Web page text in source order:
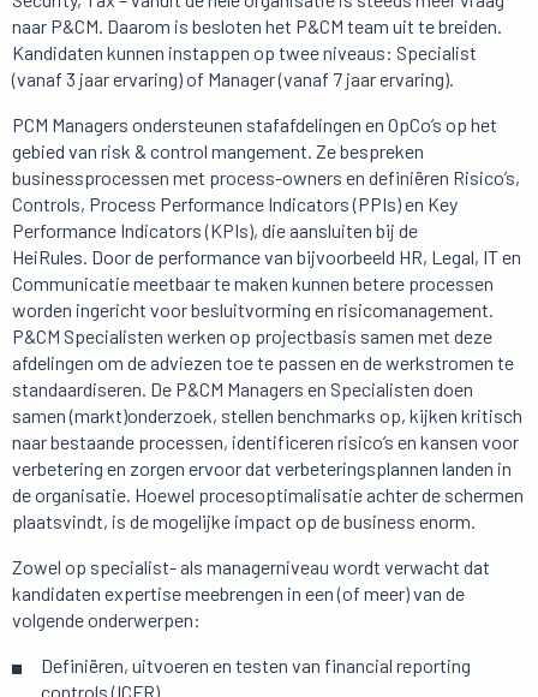
naar P&CM. Daarom is besloten het P&CM team uit te breiden.
Kandidaten kunnen instappen op twee niveaus: Specialist
(vanaf 3 jaar ervaring) of Manager (vanaf 7 jaar ervaring).
PCM Managers ondersteunen stafafdelingen en OpCo’s op het
gebied van risk & control mangement. Ze bespreken
businessprocessen met process-owners en definiëren Risico’s,
Controls, Process Performance Indicators (PPIs) en Key
Performance Indicators (KPIs), die aansluiten bij de
HeiRules. Door de performance van bijvoorbeeld HR, Legal, IT en
Communicatie meetbaar te maken kunnen betere processen
worden ingericht voor besluitvorming en risicomanagement.
P&CM Specialisten werken op projectbasis samen met deze
afdelingen om de adviezen toe te passen en de werkstromen te
standaardiseren. De P&CM Managers en Specialisten doen
samen (markt)onderzoek, stellen benchmarks op, kijken kritisch
naar bestaande processen, identificeren risico’s en kansen voor
verbetering en zorgen ervoor dat verbeteringsplannen landen in
de organisatie. Hoewel procesoptimalisatie achter de schermen
plaatsvindt, is de mogelijke impact op de business enorm.
Zowel op specialist- als managerniveau wordt verwacht dat
kandidaten expertise meebrengen in een (of meer) van de
volgende onderwerpen:
Definiëren, uitvoeren en testen van financial reporting
controls (ICFR)